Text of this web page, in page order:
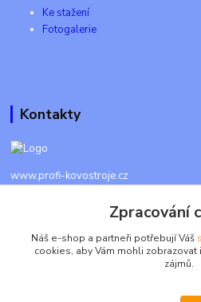
Ke stažení
Fotogalerie
Kontakty
www.profi-kovostroje.cz
+420 605 017 866
Každý den 8 - 20 hod - SMS kdykoliv
Zpracování
Náš e-shop a partneři potřebují Váš
cookies, aby Vám mohli zobrazovat
zájmů.